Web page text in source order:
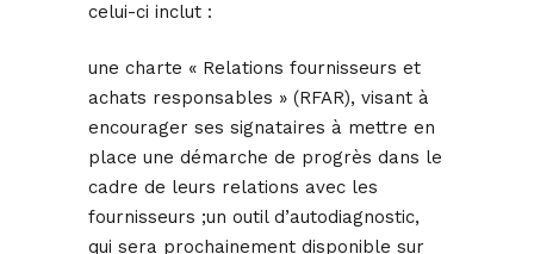
celui-ci inclut :
une charte « Relations fournisseurs et
achats responsables » (RFAR), visant à
encourager ses signataires à mettre en
place une démarche de progrès dans le
cadre de leurs relations avec les
fournisseurs ;un outil d’autodiagnostic,
qui sera prochainement disponible sur